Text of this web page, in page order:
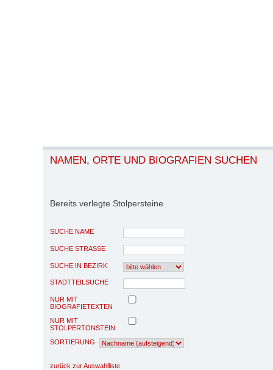
NAMEN, ORTE UND BIOGRAFIEN SUCHEN
Bereits verlegte Stolpersteine
SUCHE NAME
SUCHE STRASSE
SUCHE IN BEZIRK
STADTTEILSUCHE
NUR MIT
BIOGRAFIETEXTEN
NUR MIT
STOLPERTONSTEIN
SORTIERUNG
zurück zur Auswahlliste